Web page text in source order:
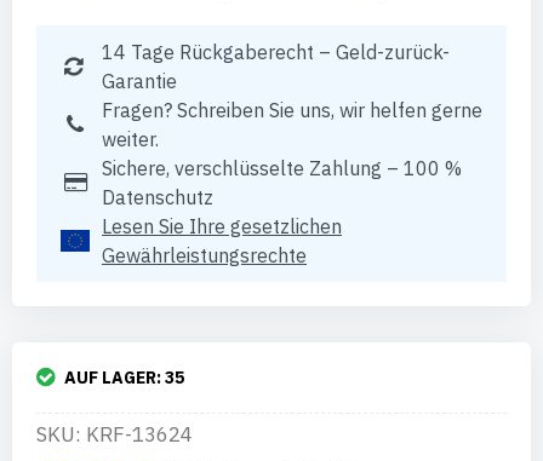
14 Tage Rückgaberecht – Geld-zurück-
Garantie
Fragen? Schreiben Sie uns, wir helfen gerne
weiter.
Sichere, verschlüsselte Zahlung – 100 %
Datenschutz
Lesen Sie Ihre gesetzlichen
Gewährleistungsrechte
AUF LAGER:35
SKU: KRF-13624